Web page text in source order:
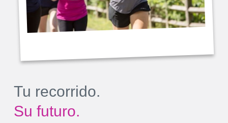
Tu recorrido.
Su futuro.